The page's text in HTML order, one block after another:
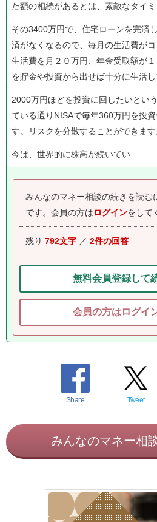
た額の相続があるとは、素敵なタイミ
その3400万円で、住宅ローンを完済
済がなくなるので、毎月の生活費がコ
生活費を月２０万円、年金受取額が
を貯金や投資から出せば十分に生活
2000万円ほどを投資に回したいとい
ている通りNISAで毎年360万円を投
す。リスクを分散することができます
今は、世界的に株高が続いてい...
みんなのマネー相談の続きを読む
です。 会員の方はログインをして
残り 792文字 ／ 2件の回答
無料会員登録して
会員の方はログイ
Share Tweet
みんなのマネー相